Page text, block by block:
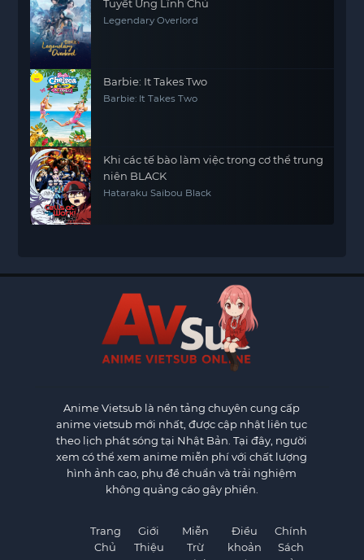
Tuyết Ưng Lĩnh Chủ
Legendary Overlord
Barbie: It Takes Two
Barbie: It Takes Two
Khi các tế bào làm việc trong cơ thể trung
niên BLACK
Hataraku Saibou Black
Anime Vietsub là nền tảng chuyên cung cấp
anime vietsub mới nhất, được cập nhật liên tục
theo lịch phát sóng tại Nhật Bản. Tại đây, người
xem có thể xem anime miễn phí với chất lượng
hình ảnh cao, phụ đề chuẩn và trải nghiệm
không quảng cáo gây phiền.
Trang
Chủ
Giới
Thiệu
Miễn
Trừ
Điều
khoản
Chính
Sách